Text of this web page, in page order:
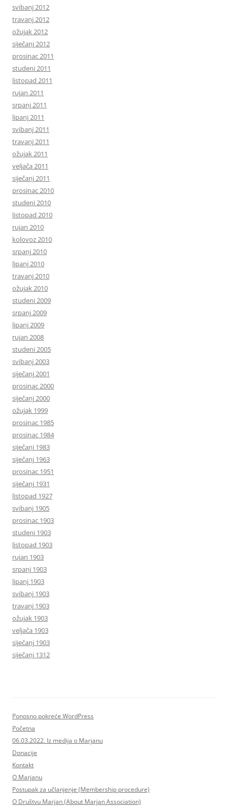
svibanj 2012
travanj 2012
ožujak 2012
siječanj 2012
prosinac 2011
studeni 2011
listopad 2011
rujan 2011
srpanj 2011
lipanj 2011
svibanj 2011
travanj 2011
ožujak 2011
veljača 2011
siječanj 2011
prosinac 2010
studeni 2010
listopad 2010
rujan 2010
kolovoz 2010
srpanj 2010
lipanj 2010
travanj 2010
ožujak 2010
studeni 2009
srpanj 2009
lipanj 2009
rujan 2008
studeni 2005
svibanj 2003
siječanj 2001
prosinac 2000
siječanj 2000
ožujak 1999
prosinac 1985
prosinac 1984
siječanj 1983
siječanj 1963
prosinac 1951
siječanj 1931
listopad 1927
svibanj 1905
prosinac 1903
studeni 1903
listopad 1903
rujan 1903
srpanj 1903
lipanj 1903
svibanj 1903
travanj 1903
ožujak 1903
veljača 1903
siječanj 1903
siječanj 1312
Ponosno pokreće WordPress
Početna
06.03.2022. Iz medija o Marjanu
Donacije
Kontakt
O Marjanu
Postupak za učlanjenje (Membership procedure)
O Društvu Marjan (About Marjan Association)